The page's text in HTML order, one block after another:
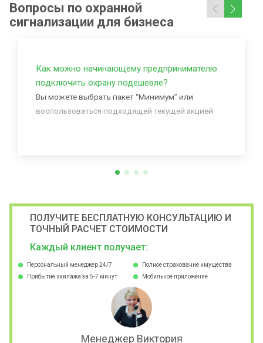
Вопросы по охранной
сигнализации для бизнеса
Как можно начинающему предпринимателю
подключить охрану подешевле?
Вы можете выбрать пакет “Минимум” или
воспользоваться подходящей текущей акцией
ПОЛУЧИТЕ БЕСПЛАТНУЮ КОНСУЛЬТАЦИЮ И
ТОЧНЫЙ РАСЧЕТ СТОИМОСТИ
Каждый клиент получает:
Персональный менеджер 24/7
Полное страхование имущества
Прибытие экипажа за 5-7 минут
Мобильное приложение
Менеджер Виктория